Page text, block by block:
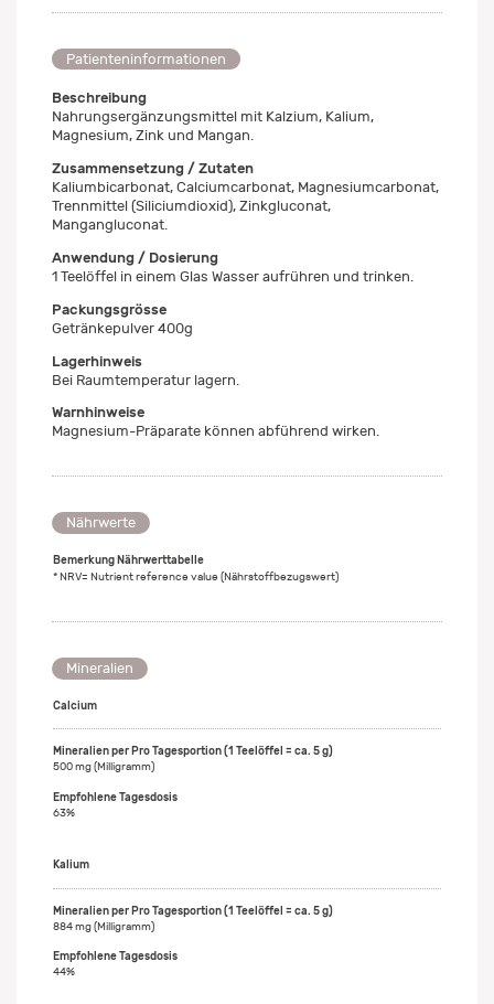
Patienteninformationen
Beschreibung
Nahrungsergänzungsmittel mit Kalzium, Kalium,
Magnesium, Zink und Mangan.
Zusammensetzung / Zutaten
Kaliumbicarbonat, Calciumcarbonat, Magnesiumcarbonat,
Trennmittel (Siliciumdioxid), Zinkgluconat,
Mangangluconat.
Anwendung / Dosierung
1 Teelöffel in einem Glas Wasser aufrühren und trinken.
Packungsgrösse
Getränkepulver 400g
Lagerhinweis
Bei Raumtemperatur lagern.
Warnhinweise
Magnesium-Präparate können abführend wirken.
Nährwerte
Bemerkung Nährwerttabelle
* NRV= Nutrient reference value (Nährstoffbezugswert)
Mineralien
Calcium
500 mg (Milligramm)
63%
Kalium
884 mg (Milligramm)
44%